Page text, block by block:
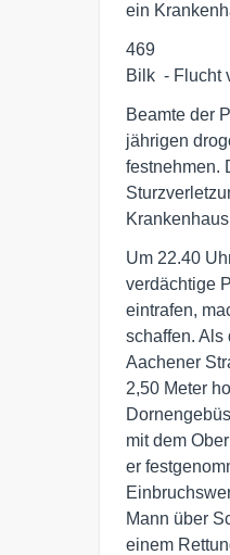
ein
469
Bilk  - Flucht
Beamte der
jährigen
festnehmen.
Um 22.40
verdächtige
eintrafen,
schaffen. Als
Aachener
2,50 Meter
mit dem
er
Mann über
einem